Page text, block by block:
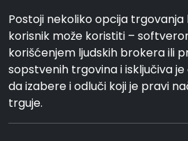
Postoji nekoliko opcija
korisnik može koristiti –
korišćenjem ljudskih brokera ili
sopstvenih trgovina i isključiva
da izabere i odluči koji je pravi
trguje.